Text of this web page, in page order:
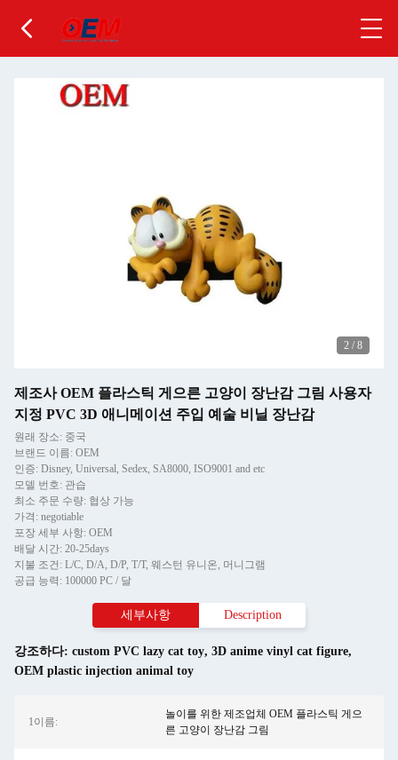
2 / 8
제조사 OEM 플라스틱 게으른 고양이 장난감 그림 사용자
지정 PVC 3D 애니메이션 주입 예술 비닐 장난감
원래 장소: 중국
브랜드 이름: OEM
인증: Disney, Universal, Sedex, SA8000, ISO9001 and etc
모델 번호: 관습
최소 주문 수량: 협상 가능
가격: negotiable
포장 세부 사항: OEM
배달 시간: 20-25days
지불 조건: L/C, D/A, D/P, T/T, 웨스턴 유니온, 머니그램
공급 능력: 100000 PC / 달
세부사항 Description
강조하다: custom PVC lazy cat toy, 3D anime vinyl cat figure,
OEM plastic injection animal toy
1이름:
놀이를 위한 제조업체 OEM 플라스틱 게으
른 고양이 장난감 그림